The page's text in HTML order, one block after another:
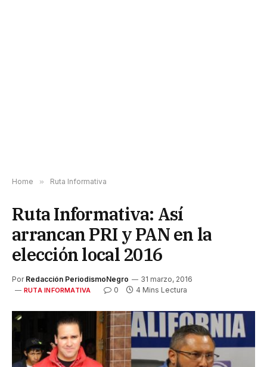
Home » Ruta Informativa
Ruta Informativa: Así
arrancan PRI y PAN en la
elección local 2016
Por Redacción PeriodismoNegro 31 marzo, 2016
RUTA INFORMATIVA 0 4 Mins Lectura